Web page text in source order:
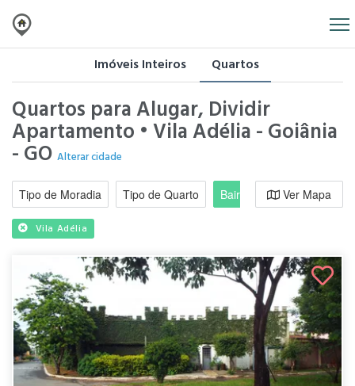
Imóveis Inteiros Quartos
Quartos para Alugar, Dividir
Apartamento • Vila Adélia - Goiânia
- GO Alterar cidade
Tipo de Moradia Tipo de Quarto Bairro / RegiãoVer Mapa
Vila Adélia